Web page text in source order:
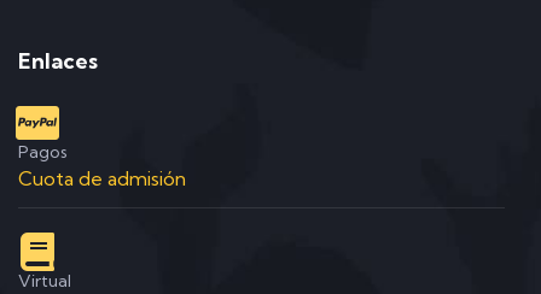
Enlaces
Pagos
Cuota de admisión
Virtual